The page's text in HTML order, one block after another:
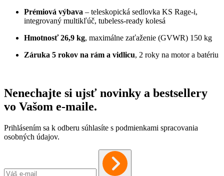
Prémiová výbava – teleskopická sedlovka KS Rage-i,
integrovaný multikľúč, tubeless-ready kolesá
Hmotnosť 26,9 kg, maximálne zaťaženie (GVWR) 150 kg
Záruka 5 rokov na rám a vidlicu, 2 roky na motor a batériu
Nenechajte si ujsť novinky a bestsellery
vo Vašom e-maile.
Prihlásením sa k odberu súhlasíte s podmienkami spracovania
osobných údajov.